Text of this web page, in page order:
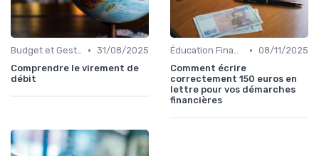
Budget et Gestion des Finances Personnelles • 31/08/2025
Comprendre le virement de
débit
Éducation Financière • 08/11/2025
Comment écrire
correctement 150 euros en
lettre pour vos démarches
financières